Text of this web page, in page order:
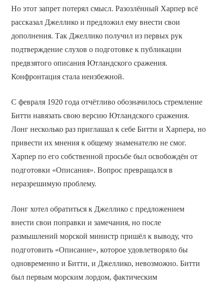
Но этот запрет потерял смысл. Разозлённый Харпер всё
рассказал Джеллико и предложил ему внести свои
дополнения. Так Джеллико получил из первых рук
подтверждение слухов о подготовке к публикации
предвзятого описания Ютландского сражения.
Конфронтация стала неизбежной.
С февраля 1920 года отчётливо обозначилось стремление
Битти навязать свою версию Ютландского сражения.
Лонг несколько раз приглашал к себе Битти и Харпера, но
привести их мнения к общему знаменателю не смог.
Харпер по его собственной просьбе был освобождён от
подготовки «Описания». Вопрос превращался в
неразрешимую проблему.
Лонг хотел обратиться к Джеллико с предложением
внести свои поправки и замечания, но после
размышлений морской министр пришёл к выводу, что
подготовить «Описание», которое удовлетворяло бы
одновременно и Битти, и Джеллико, невозможно. Битти
был первым морским лордом, фактическим